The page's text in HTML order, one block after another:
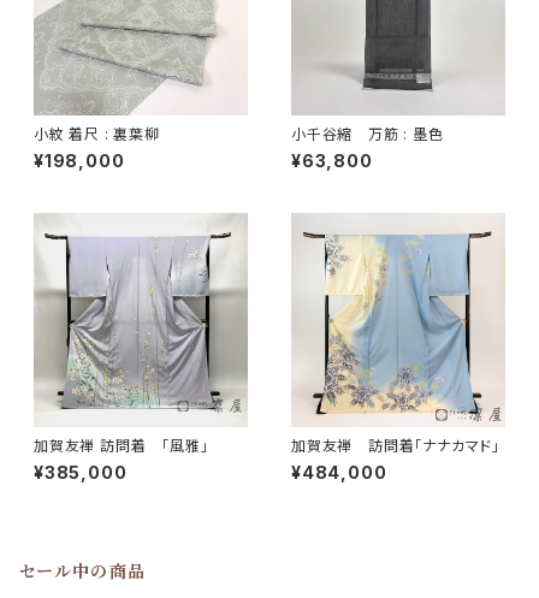
小紋 着尺 : 裏葉柳
¥198,000
小千谷縮 万筋 : 墨色
¥63,800
加賀友禅 訪問着 「風雅」
¥385,000
加賀友禅 訪問着「ナナカマド」
¥484,000
セール中の商品